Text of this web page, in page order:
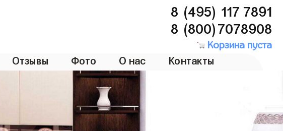
8 (495) 117 7891
8 (800)7078908
Корзина пуста
Отзывы Фото О нас Контакты